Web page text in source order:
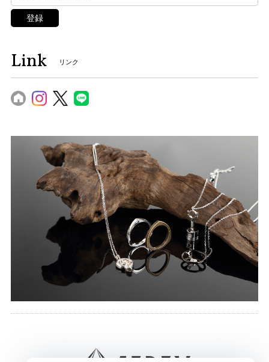
登録
Link リンク